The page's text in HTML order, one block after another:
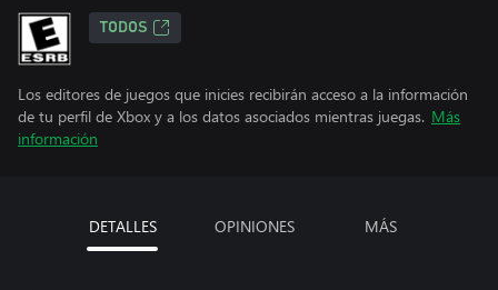
TODOS
Los editores de juegos que inicies recibirán acceso a la información
de tu perfil de Xbox y a los datos asociados mientras juegas. Más
información
DETALLES OPINIONES MÁS